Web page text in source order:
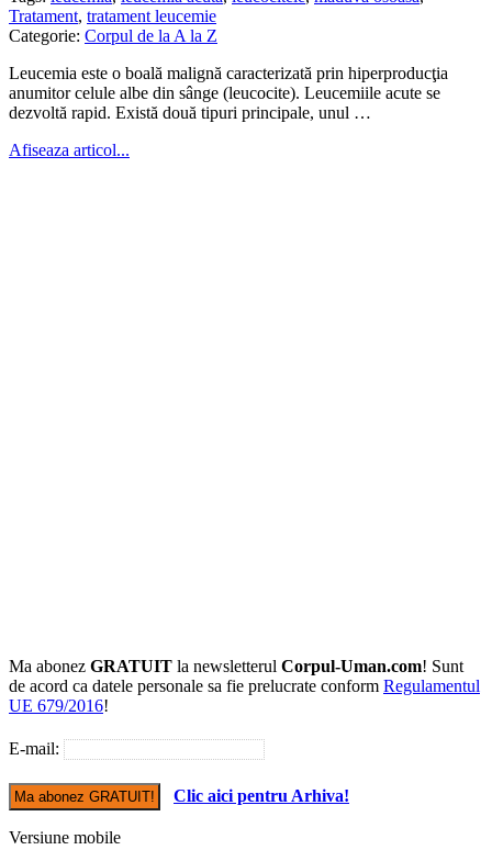
Tratament, tratament leucemie
Categorie: Corpul de la A la Z
Leucemia este o boală malignă caracterizată prin hiperproducţia
anumitor celule albe din sânge (leucocite). Leucemiile acute se
dezvoltă rapid. Există două tipuri principale, unul …
Afiseaza articol...
Ma abonez GRATUIT la newsletterul Corpul-Uman.com! Sunt
de acord ca datele personale sa fie prelucrate conform Regulamentul
UE 679/2016!
E-mail:
Clic aici pentru Arhiva!
Versiune mobile